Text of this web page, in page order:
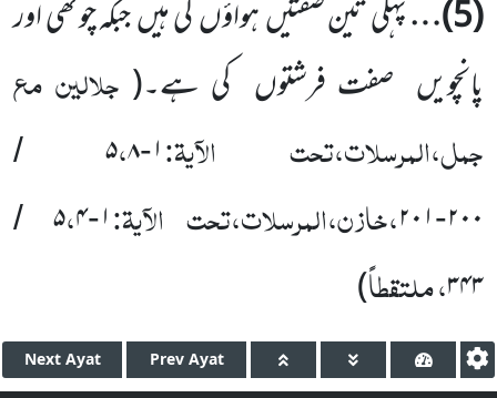
(
5
)…پہلی تین صفتیںہواؤںکی ہیںجبکہ چوتھی اور
پانچویں صفت فرشتوں کی ہے۔( جلالین مع
جمل،المرسلات،تحت الآیۃ:۱- ۵،۸ /
۲۰۰-۲۰۱،خازن،المرسلات،تحت الآیۃ:۱- ۵،۴ /
۳۴۳، ملتقطاً)
Next Ayat Prev Ayat